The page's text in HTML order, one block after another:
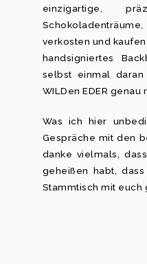
einzigartige,
verkosten und
handsigniertes
selbst einmal
WILDen EDER genau
Was ich hier
Gespräche mit den
danke vielmals,
geheißen habt,
Stammtisch mit euch